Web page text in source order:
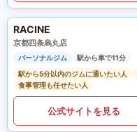
RACINE
京都四条烏丸店
パーソナルジム
駅から車で11分
駅から5分以内のジムに通いたい人
食事管理も任せたい人
公式サイトを見る